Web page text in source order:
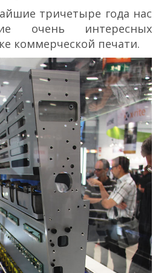
три­четыре года нас
очень интересных
коммерческой печати.